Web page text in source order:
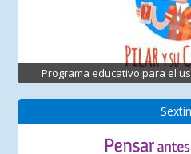
Programa educativo para el